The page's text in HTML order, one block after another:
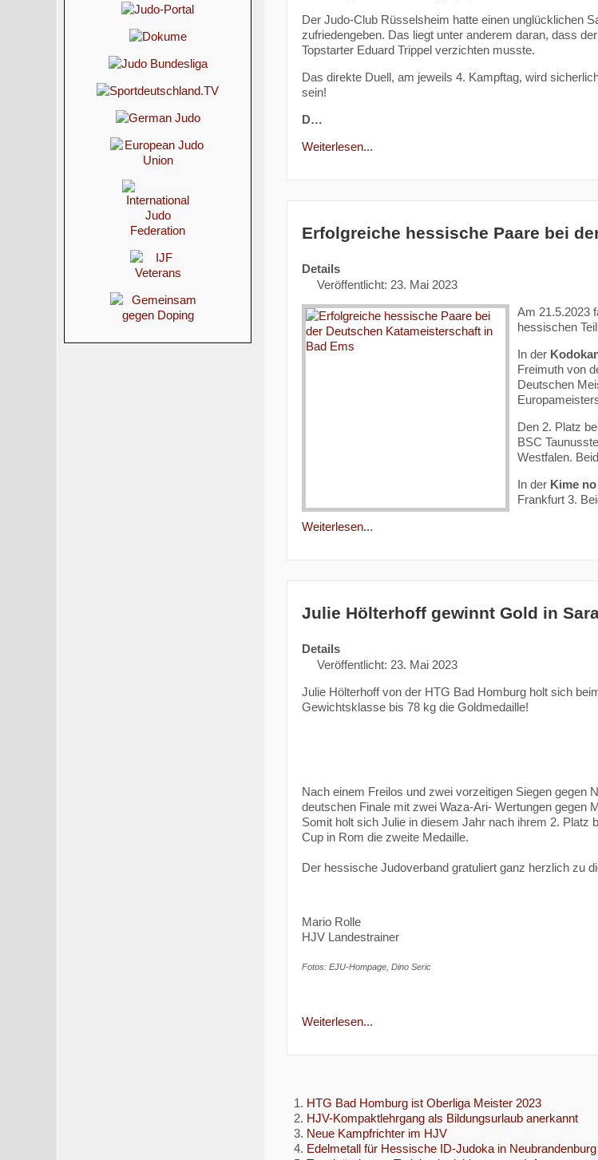
Der Judo-Club Rüsselsheim hatte einen unglücklichen
zufriedengeben. Das liegt unter anderem daran, dass
Topstarter Eduard Trippel verzichten musste.
Das direkte Duell, am jeweils 4. Kampftag, wird
sein!
D…
Weiterlesen...
Erfolgreiche hessische Paare bei
Details
Veröffentlicht: 23. Mai 2023
Am 21.5.2023
hessischen
In der
Freimuth von
Deutschen
Den 2. Platz
BSC
Westfalen.
In der Kime
Frankfurt 3.
Weiterlesen...
Julie Hölterhoff gewinnt Gold in
Details
Veröffentlicht: 23. Mai 2023
Julie Hölterhoff von der HTG Bad Homburg holt sich
Gewichtsklasse bis 78 kg die Goldmedaille!
Nach einem Freilos und zwei vorzeitigen Siegen gegen
deutschen Finale mit zwei Waza-Ari- Wertungen gegen
Somit holt sich Julie in diesem Jahr nach ihrem 2. Platz
Cup in Rom die zweite Medaille.
Der hessische Judoverband gratuliert ganz herzlich zu
Mario Rolle
HJV Landestrainer
Fotos: EJU-Hompage, Dino Seric
Weiterlesen...
HTG Bad Homburg ist Oberliga Meister 2023
HJV-Kompaktlehrgang als Bildungsurlaub anerkannt
Neue Kampfrichter im HJV
Edelmetall für Hessische ID-Judoka in Neubrandenburg